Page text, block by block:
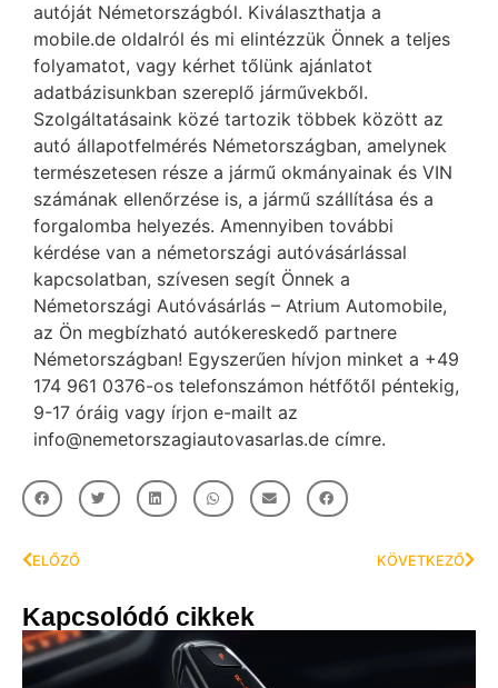
autóját Németországból. Kiválaszthatja a
mobile.de oldalról és mi elintézzük Önnek a teljes
folyamatot, vagy kérhet tőlünk ajánlatot
adatbázisunkban szereplő járművekből.
Szolgáltatásaink közé tartozik többek között az
autó állapotfelmérés Németországban, amelynek
természetesen része a jármű okmányainak és VIN
számának ellenőrzése is, a jármű szállítása és a
forgalomba helyezés. Amennyiben további
kérdése van a németországi autóvásárlással
kapcsolatban, szívesen segít Önnek a
Németországi Autóvásárlás – Atrium Automobile,
az Ön megbízható autókereskedő partnere
Németországban! Egyszerűen hívjon minket a +49
174 961 0376-os telefonszámon hétfőtől péntekig,
9-17 óráig vagy írjon e-mailt az
info@nemetorszagiautovasarlas.de címre.
ELŐZŐ KÖVETKEZŐ
Kapcsolódó cikkek